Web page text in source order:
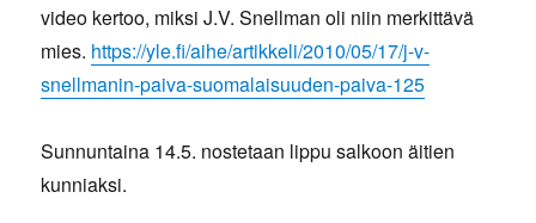
video kertoo, miksi J.V. Snellman oli niin merkittävä
mies. https://yle.fi/aihe/artikkeli/2010/05/17/j-v-
snellmanin-paiva-suomalaisuuden-paiva-125
Sunnuntaina 14.5. nostetaan lippu salkoon äitien
kunniaksi.